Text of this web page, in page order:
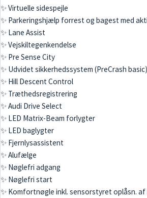
✨ Virtuelle sidespejle
✨ Parkeringshjælp forrest og bagest med
✨ Lane Assist
✨ Vejskiltegenkendelse
✨ Pre Sense City
✨ Udvidet sikkerhedssystem (PreCrash basic)
✨ Hill Descent Control
✨ Træthedsregistrering
✨ Audi Drive Select
✨ LED Matrix-Beam forlygter
✨ LED baglygter
✨ Fjernlysassistent
✨ Alufælge
✨ Nøglefri adgang
✨ Nøglefri start
✨ Komfortnøgle inkl. sensorstyret oplåsn.